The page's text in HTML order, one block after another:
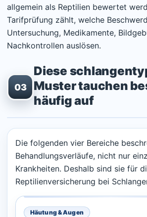
allgemein als Reptilien bewertet
Tarifprüfung zählt, welche
Untersuchung, Medikamente,
Nachkontrollen auslösen.
03
Diese
Muster tauchen
häufig auf
Die folgenden vier Bereiche
Behandlungsverläufe, nicht nur
Krankheiten. Deshalb sind sie für
Reptilienversicherung bei
Häutung & Augen